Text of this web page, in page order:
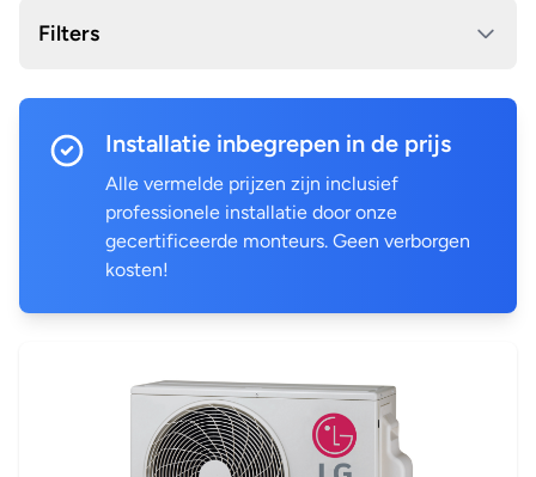
Filters
Installatie inbegrepen in de prijs
Alle vermelde prijzen zijn inclusief
professionele installatie door onze
gecertificeerde monteurs. Geen verborgen
kosten!